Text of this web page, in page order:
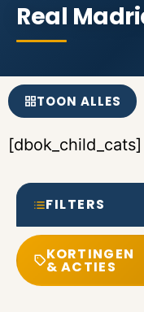
Real
TOON ALLES
[dbok_child_cats]
FILTERS
KORTINGEN
& ACTIES